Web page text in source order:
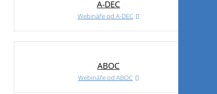
A-DEC
Webináře od A-DEC
ABOC
Webináře od ABOC